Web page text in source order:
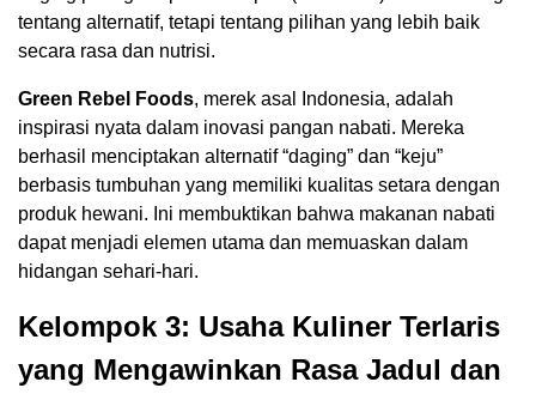
tentang alternatif, tetapi tentang pilihan yang lebih baik
secara rasa dan nutrisi.
Green Rebel Foods, merek asal Indonesia, adalah
inspirasi nyata dalam inovasi pangan nabati. Mereka
berhasil menciptakan alternatif “daging” dan “keju”
berbasis tumbuhan yang memiliki kualitas setara dengan
produk hewani. Ini membuktikan bahwa makanan nabati
dapat menjadi elemen utama dan memuaskan dalam
hidangan sehari-hari.
Kelompok 3: Usaha Kuliner Terlaris
yang Mengawinkan Rasa Jadul dan